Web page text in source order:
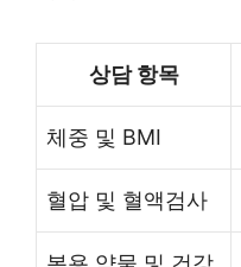
상담 항목
체중 및 BMI
혈압 및 혈액검사